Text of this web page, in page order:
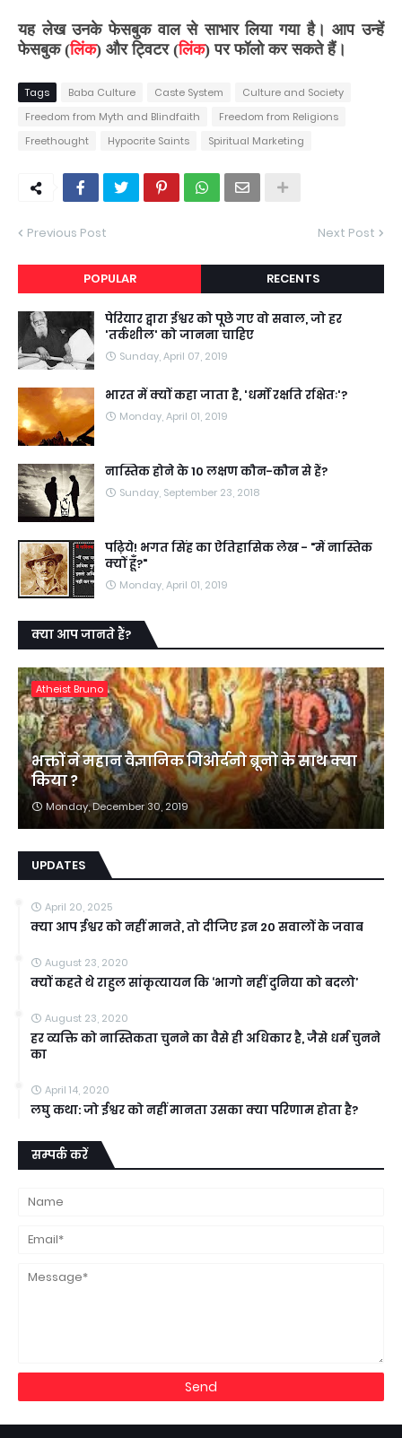
यह लेख उनके फेसबुक वाल सेसाभारलिया गया है। आप उन्हें
फेसबुक (लिंक) और ट्विटर (लिंक) पर फॉलो कर सकते हैं।
Tags Baba Culture Caste System
Culture and Society
Freedom from Myth and Blindfaith
Freedom from Religions
Freethought
Hypocrite Saints Spiritual Marketing
Previous Post Next Post
POPULAR RECENTS
पेरियार द्वारा ईश्वर को पूछे गए वो सवाल, जो हर
'तर्कशील' को जानना चाहिए
Sunday, April 07, 2019
भारत में क्यों कहा जाता है, 'धर्मो रक्षति रक्षितः'?
Monday, April 01, 2019
नास्तिक होने के 10 लक्षण कौन-कौन से हैं?
Sunday, September 23, 2018
पढ़िये! भगत सिंह का ऐतिहासिक लेख - "मैं नास्तिक
क्यों हूँ?"
Monday, April 01, 2019
क्या आप जानते हैं?
Atheist Bruno
भक्तों ने महान वैज्ञानिक गिओर्दनो ब्रूनो के साथ क्या
किया ?
Monday, December 30, 2019
UPDATES
April 20, 2025
क्या आप ईश्वर को नहीं मानते, तो दीजिए इन 20 सवालों के जवाब
August 23, 2020
क्यों कहते थे राहुल सांकृत्यायन कि ‘भागो नहीं दुनिया को बदलो’
August 23, 2020
हर व्यक्ति को नास्तिकता चुनने का वैसे ही अधिकार है, जैसे धर्म चुनने
का
April 14, 2020
लघु कथा: जो ईश्वर को नहीं मानता उसका क्या परिणाम होता है?
सम्पर्क करें